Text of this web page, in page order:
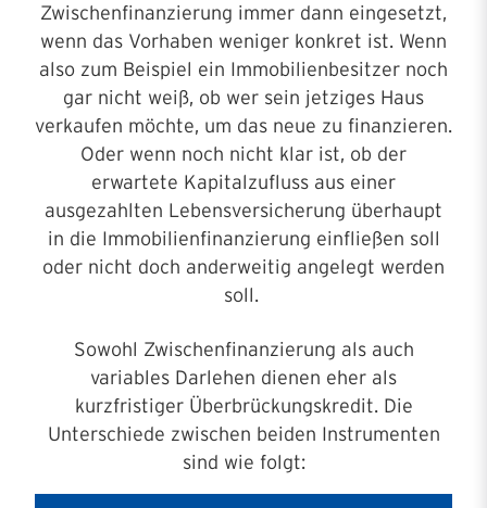
Zwischenfinanzierung immer dann eingesetzt,
wenn das Vorhaben weniger konkret ist. Wenn
also zum Beispiel ein Immobilienbesitzer noch
gar nicht weiß, ob wer sein jetziges Haus
verkaufen möchte, um das neue zu finanzieren.
Oder wenn noch nicht klar ist, ob der
erwartete Kapitalzufluss aus einer
ausgezahlten Lebensversicherung überhaupt
in die Immobilienfinanzierung einfließen soll
oder nicht doch anderweitig angelegt werden
soll.
Sowohl Zwischenfinanzierung als auch
variables Darlehen dienen eher als
kurzfristiger Überbrückungskredit. Die
Unterschiede zwischen beiden Instrumenten
sind wie folgt: